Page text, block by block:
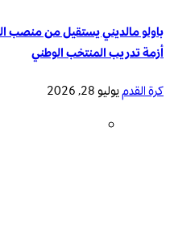
أزمة تدريب المنتخب الوطني
كرة القدميوليو 28, 2026